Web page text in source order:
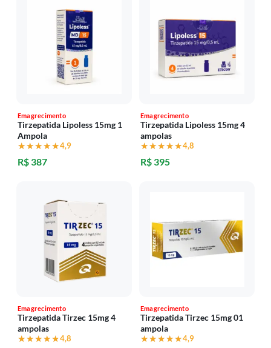
Emagrecimento
Tirzepatida Lipoless 15mg 1
Ampola
★★★★★
★★★★★4,9
R$ 387
Emagrecimento
Tirzepatida Lipoless 15mg 4
ampolas
★★★★★
★★★★★4,8
R$ 395
Emagrecimento
Tirzepatida Tirzec 15mg 4
ampolas
★★★★★
★★★★★4,8
Emagrecimento
Tirzepatida Tirzec 15mg 01
ampola
★★★★★
★★★★★4,9